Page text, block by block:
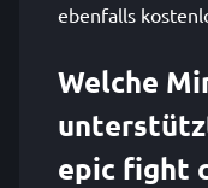
ebenfalls
Welche
epic fight